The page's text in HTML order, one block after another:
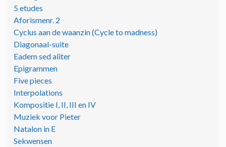
5 etudes
Aforismenr. 2
Cyclus aan de waanzin (Cycle to madness)
Diagonaal-suite
Eadem sed aliter
Epigrammen
Five pieces
Interpolations
Kompositie I, II, III en IV
Muziek voor Pieter
Natalon in E
Sekwensen